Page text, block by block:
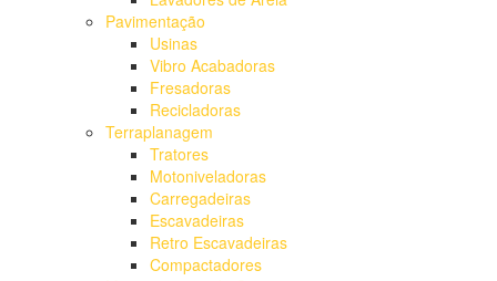
Pavimentação
Usinas
Vibro Acabadoras
Fresadoras
Recicladoras
Terraplanagem
Tratores
Motoniveladoras
Carregadeiras
Escavadeiras
Retro Escavadeiras
Compactadores